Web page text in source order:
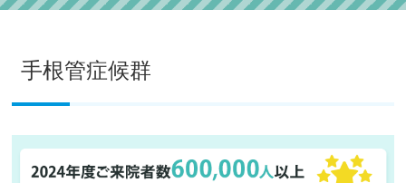
手根管症候群